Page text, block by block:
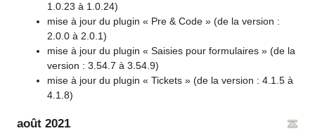
1.0.23 à 1.0.24)
mise à jour du plugin « Pre & Code » (de la version :
2.0.0 à 2.0.1)
mise à jour du plugin « Saisies pour formulaires » (de la
version : 3.54.7 à 3.54.9)
mise à jour du plugin « Tickets » (de la version : 4.1.5 à
4.1.8)
août 2021